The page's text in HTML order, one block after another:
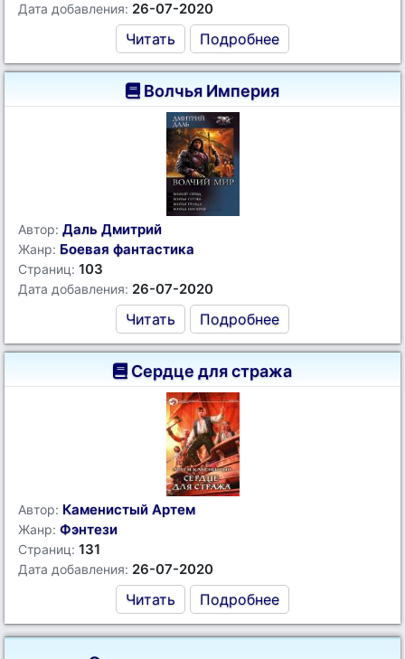
Дата добавления: 26-07-2020
Читать Подробнее
Волчья Империя
Автор: Даль Дмитрий
Жанр: Боевая фантастика
Страниц: 103
Дата добавления: 26-07-2020
Читать Подробнее
Сердце для стража
Автор: Каменистый Артем
Жанр: Фэнтези
Страниц: 131
Дата добавления: 26-07-2020
Читать Подробнее